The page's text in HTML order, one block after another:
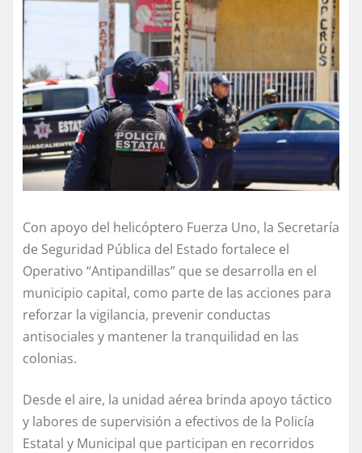
Con apoyo del helicóptero Fuerza Uno, la Secretaría
de Seguridad Pública del Estado fortalece el
Operativo “Antipandillas” que se desarrolla en el
municipio capital, como parte de las acciones para
reforzar la vigilancia, prevenir conductas
antisociales y mantener la tranquilidad en las
colonias.
Desde el aire, la unidad aérea brinda apoyo táctico
y labores de supervisión a efectivos de la Policía
Estatal y Municipal que participan en recorridos